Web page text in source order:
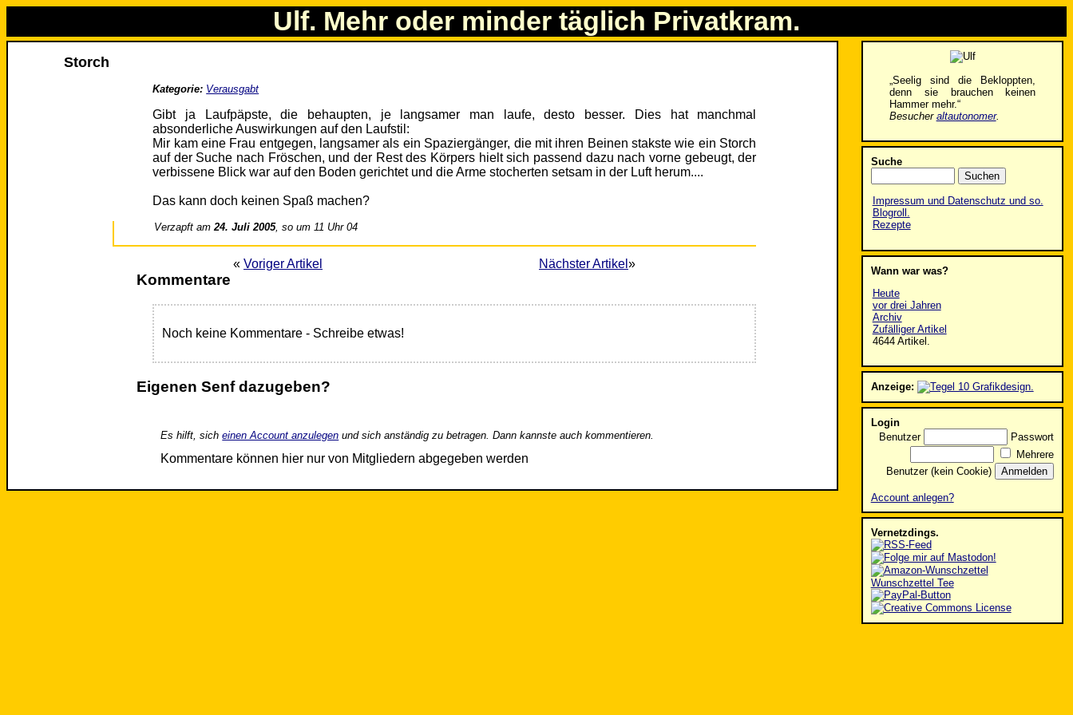
Ulf. Mehr oder minder täglich Privatkram.
Storch
Kategorie: Verausgabt
Gibt ja Laufpäpste, die behaupten, je langsamer man laufe, desto besser. Dies hat manchmal
absonderliche Auswirkungen auf den Laufstil:
Mir kam eine Frau entgegen, langsamer als ein Spaziergänger, die mit ihren Beinen stakste wie ein Storch
auf der Suche nach Fröschen, und der Rest des Körpers hielt sich passend dazu nach vorne gebeugt, der
verbissene Blick war auf den Boden gerichtet und die Arme stocherten setsam in der Luft herum....
Das kann doch keinen Spaß machen?
Verzapft am24. Juli 2005, so um 11 Uhr 04
« Voriger Artikel Nächster Artikel »
Kommentare
Noch keine Kommentare - Schreibe etwas!
Eigenen Senf dazugeben?
Es hilft, sicheinen Account anzulegen und sich anständig zu betragen. Dann kannste auch kommentieren.
Kommentare können hier nur von Mitgliedern abgegeben werden
„Seelig sind die Bekloppten,
denn sie brauchen keinen
Hammer mehr.“
Besucher altautonomer.
Suche
Impressum und Datenschutz und so.
Blogroll.
Rezepte
Wann war was?
Heute
vor drei Jahren
Archiv
Zufälliger Artikel
4644 Artikel.
Anzeige:
Login
Benutzer
Passwort
Mehrere
Benutzer (kein Cookie)
Account anlegen?
Vernetzdings.
Wunschzettel Tee